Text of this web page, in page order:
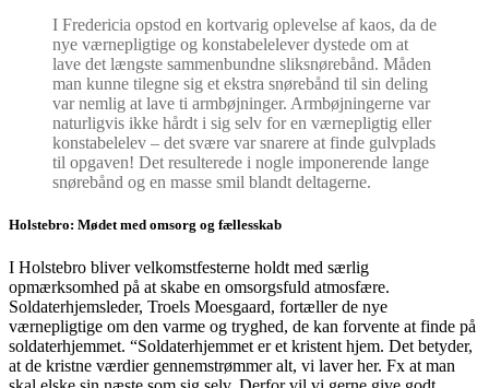
I Fredericia opstod en kortvarig oplevelse af kaos, da de
nye værnepligtige og konstabelelever dystede om at
lave det længste sammenbundne sliksnørebånd. Måden
man kunne tilegne sig et ekstra snørebånd til sin deling
var nemlig at lave ti armbøjninger. Armbøjningerne var
naturligvis ikke hårdt i sig selv for en værnepligtig eller
konstabelelev – det svære var snarere at finde gulvplads
til opgaven! Det resulterede i nogle imponerende lange
snørebånd og en masse smil blandt deltagerne.
Holstebro: Mødet med omsorg og fællesskab
I Holstebro bliver velkomstfesterne holdt med særlig
opmærksomhed på at skabe en omsorgsfuld atmosfære.
Soldaterhjemsleder, Troels Moesgaard, fortæller de nye
værnepligtige om den varme og tryghed, de kan forvente at finde på
soldaterhjemmet. “Soldaterhjemmet er et kristent hjem. Det betyder,
at de kristne værdier gennemstrømmer alt, vi laver her. Fx at man